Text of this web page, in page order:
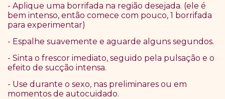
- Aplique uma borrifada na região desejada. (ele é
bem intenso, então comece com pouco, 1 borrifada
para experimentar)
- Espalhe suavemente e aguarde alguns segundos.
- Sinta o frescor imediato, seguido pela pulsação e o
efeito de sucção intensa.
- Use durante o sexo, nas preliminares ou em
momentos de autocuidado.